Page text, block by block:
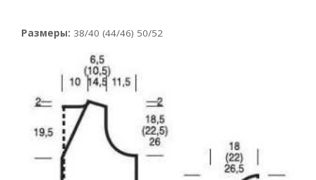
Размеры: 38/40 (44/46) 50/52